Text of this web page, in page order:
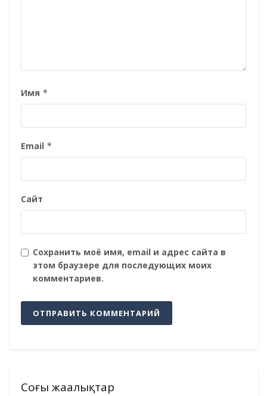
Имя *
Email *
Сайт
Сохранить моё имя, email и адрес сайта в
этом браузере для последующих моих
комментариев.
Соңғы жаңалықтар